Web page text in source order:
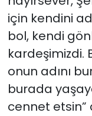
için kendini
bol, kendi
kardeşimizdi.
onun adını
burada
cennet etsin”